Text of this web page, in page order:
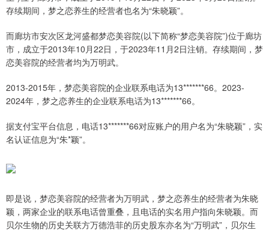
存续期间，梦之恋养生的经营者也名为“朱晓颖”。
而廊坊市安次区龙河盛都梦恋美容院(以下简称“梦恋美容院”)位于廊坊
市，成立于2013年10月22日，于2023年11月2日注销。存续期间，梦
恋美容院的经营者均为万明武。
2013-2015年，梦恋美容院的企业联系电话为13*******66。2023-
2024年，梦之恋养生的企业联系电话为13*******66。
据支付宝平台信息，电话13*******66对应账户的用户名为“朱晓颖”，实
名认证信息为“朱*颖”。
即是说，梦恋美容院的经营者为万明武，梦之恋养生的经营者为朱晓
颖，两家企业的联系电话曾重叠，且电话的实名用户指向朱晓颖。而
贝尔生物的历史关联方万德浩菲的历史股东亦名为“万明武”，贝尔生